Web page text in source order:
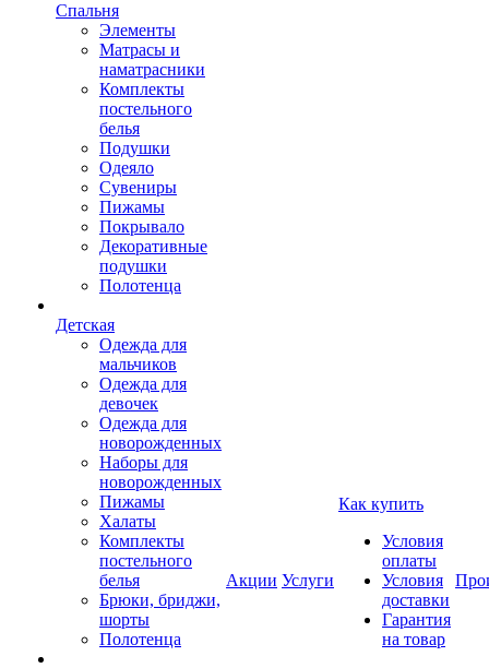
Спальня
Элементы
Матрасы и
наматрасники
Комплекты
постельного
белья
Подушки
Одеяло
Сувениры
Пижамы
Покрывало
Декоративные
подушки
Полотенца
Детская
Одежда для
мальчиков
Одежда для
девочек
Одежда для
новорожденных
Наборы для
новорожденных
Пижамы
Халаты
Комплекты
постельного
белья
Брюки, бриджи,
шорты
Полотенца
Акции Услуги
Как купить
Условия
оплаты
Условия
доставки
Гарантия
на товар